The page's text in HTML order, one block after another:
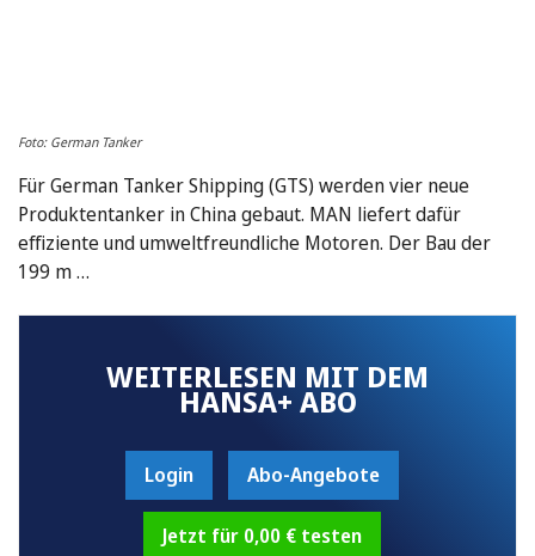
Foto: German Tanker
Für German Tanker Shipping (GTS) werden vier neue
Produktentanker in China gebaut. MAN liefert dafür
effiziente und umweltfreundliche Motoren. Der Bau der
199 m …
WEITERLESEN MIT DEM
HANSA+ ABO
Login Abo-Angebote
Jetzt für 0,00 € testen